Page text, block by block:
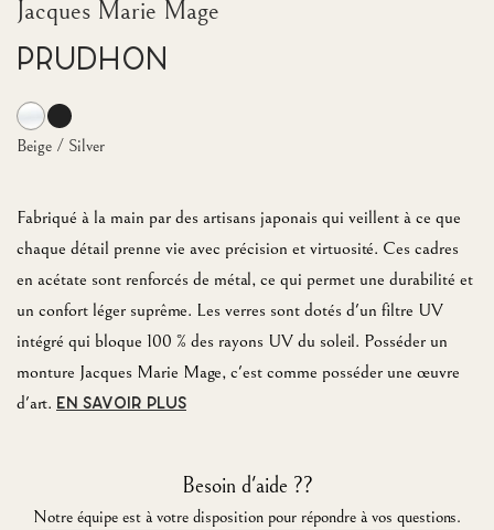
Jacques Marie Mage
Prudhon
Fabriqué à la main par des artisans japonais qui veillent à ce que
chaque détail prenne vie avec précision et virtuosité. Ces cadres
en acétate sont renforcés de métal, ce qui permet une durabilité et
un confort léger suprême. Les verres sont dotés d'un filtre UV
intégré qui bloque 100 % des rayons UV du soleil. Posséder un
monture Jacques Marie Mage, c'est comme posséder une œuvre
d'art. EN SAVOIR PLUS
Beige / Silver
Besoin d'aide ??
Notre équipe est à votre disposition pour répondre à vos questions.